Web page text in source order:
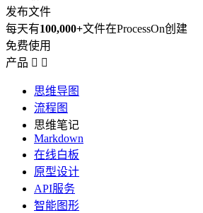
发布文件
每天有100,000+文件在ProcessOn创建
免费使用
产品  
思维导图
流程图
思维笔记
Markdown
在线白板
原型设计
API服务
智能图形